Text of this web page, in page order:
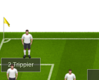
2 Trippier